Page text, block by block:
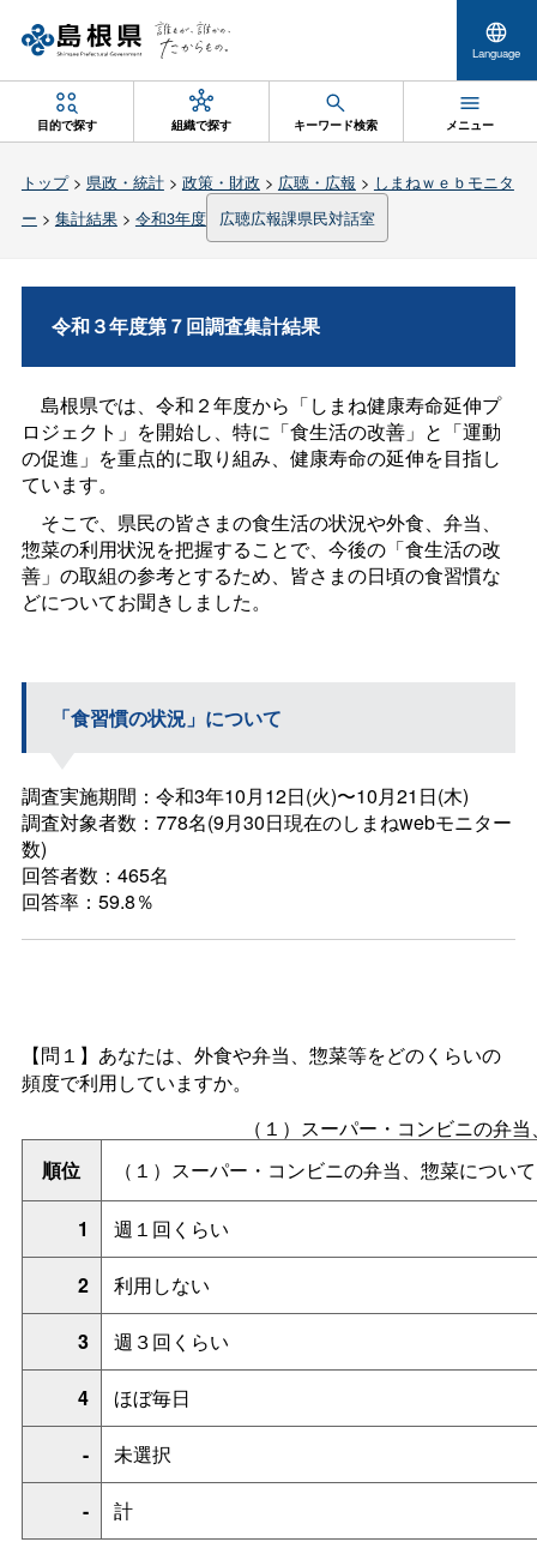
Language
目的で探す 組織で探す キーワード検索 メニュー
トップ> 県政・統計> 政策・財政 > 広聴・広報 > しまねｗｅｂモニタ
ー > 集計結果> 令和3年度 広聴広報課県民対話室
令和３年度第７回調査集計結果
島根県では、令和２年度から「しまね健康寿命延伸プ
ロジェクト」を開始し、特に「食生活の改善」と「運動
の促進」を重点的に取り組み、健康寿命の延伸を目指し
ています。
そこで、県民の皆さまの食生活の状況や外食、弁当、
惣菜の利用状況を把握することで、今後の「食生活の改
善」の取組の参考とするため、皆さまの日頃の食習慣な
どについてお聞きしました。
「食習慣の状況」について
調査実施期間：令和3年10月12日(火)〜10月21日(木)
調査対象者数：778名(9月30日現在のしまねwebモニター
数)
回答者数：465名
回答率：59.8％
【問１】あなたは、外食や弁当、惣菜等をどのくらいの
頻度で利用していますか。
（１）スーパー・コンビニの弁
順位
（１）スーパー・コンビニの弁当、惣菜について
1 週１回くらい
2 利用しない
3 週３回くらい
4 ほぼ毎日
- 未選択
- 計